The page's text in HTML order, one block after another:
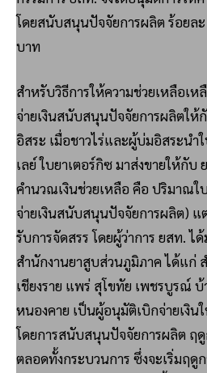
โดยสนับสนุนปัจจัยการผลิต ร้อยละ
บาท
สำหรับวิธีการให้ความช่วยเหลือเ
จ่ายเงินสนับสนุนปัจจัยการผลิตให้
อิสระ เมื่อชาวไร่และผู้บ่มอิสระนำใ
เลย์ ใบยาเตอร์กิซ มาส่งขายให้กับ
คำนวณเงินช่วยเหลือ คือ ปริมาณใ
จ่ายเงินสนับสนุนปัจจัยการผลิต)
รับการจัดสรร โดยผู้ว่าการ ยสท. ไ
สำนักงานยาสูบส่วนภูมิภาค ได้แก่
เชียงราย แพร่ สุโขทัย เพชรบูรณ์
หนองคาย เป็นผู้อนุมัติเบิกจ่ายเงิน
โดยการสนับสนุนปัจจัยการผลิต ฤ
ตลอดทั้งกระบวนการ ซึ่งจะเริ่มฤดู